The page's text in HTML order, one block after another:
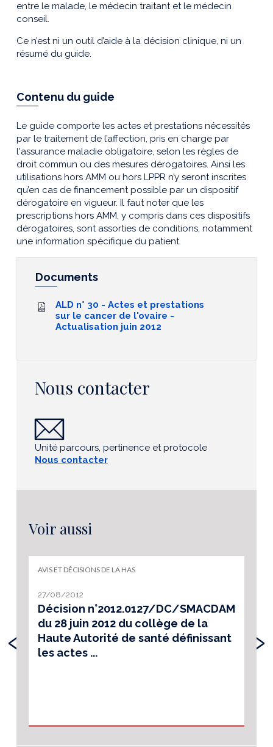
entre le malade, le médecin traitant et le médecin
conseil.
Ce n’est ni un outil d’aide à la décision clinique, ni un
résumé du guide.
Contenu du guide
Le guide comporte les actes et prestations nécessités
par le traitement de l’affection, pris en charge par
l'assurance maladie obligatoire, selon les règles de
droit commun ou des mesures dérogatoires. Ainsi les
utilisations hors AMM ou hors LPPR n’y seront inscrites
qu’en cas de financement possible par un dispositif
dérogatoire en vigueur. Il faut noter que les
prescriptions hors AMM, y compris dans ces dispositifs
dérogatoires, sont assorties de conditions, notamment
une information spécifique du patient.
Documents
ALD n° 30 - Actes et prestations
sur le cancer de l'ovaire -
Actualisation juin 2012
Nous contacter
Unité parcours, pertinence et protocole
Nous contacter
Voir aussi
AVIS ET DÉCISIONS DE LA HAS
27/08/2012
Décision n°2012.0127/DC/SMACDAM
du 28 juin 2012 du collège de la
Haute Autorité de santé définissant
les actes ...
‹ ›